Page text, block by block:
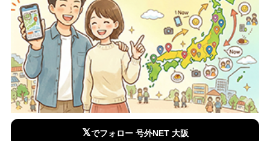
𝕏でフォロー 号外NET 大阪